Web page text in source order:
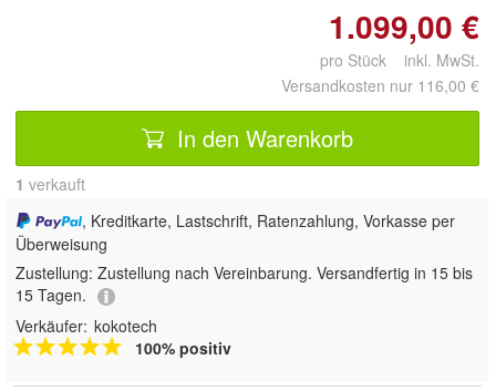
1.099,00 €
pro Stück inkl. MwSt.
Versandkosten nur 116,00 €
In den Warenkorb
1 verkauft
, Kreditkarte, Lastschrift, Ratenzahlung, Vorkasse per
Überweisung
Zustellung: Zustellung nach Vereinbarung. Versandfertig in 15 bis
15 Tagen.
Verkäufer: kokotech
100% positiv